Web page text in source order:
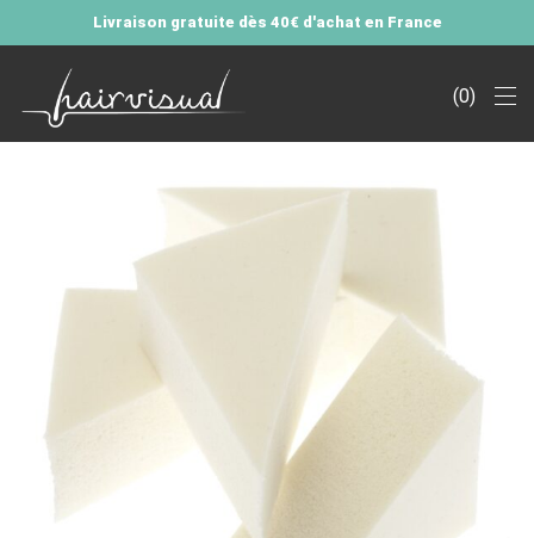
Livraison gratuite dès 40€ d'achat en France
0